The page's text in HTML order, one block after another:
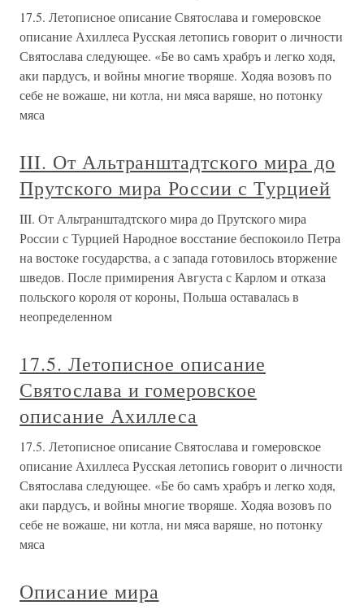
17.5. Летописное описание Святослава и гомеровское
описание Ахиллеса Русская летопись говорит о личности
Святослава следующее. «Бе во самъ храбръ и легко ходя,
аки пардусъ, и войны многие творяше. Ходяа возовъ по
себе не вожаше, ни котла, ни мяса варяше, но потонку
мяса
III. От Альтранштадтского мира до
Прутского мира России с Турцией
III. От Альтранштадтского мира до Прутского мира
России с Турцией Народное восстание беспокоило Петра
на востоке государства, а с запада готовилось вторжение
шведов. После примирения Августа с Карлом и отказа
польского короля от короны, Польша оставалась в
неопределенном
17.5. Летописное описание
Святослава и гомеровское
описание Ахиллеса
17.5. Летописное описание Святослава и гомеровское
описание Ахиллеса Русская летопись говорит о личности
Святослава следующее. «Бе бо самъ храбръ и легко ходя,
аки пардусъ, и войны многие творяше. Ходяа возовъ по
себе не вожаше, ни котла, ни мяса варяше, но потонку
мяса
Описание мира